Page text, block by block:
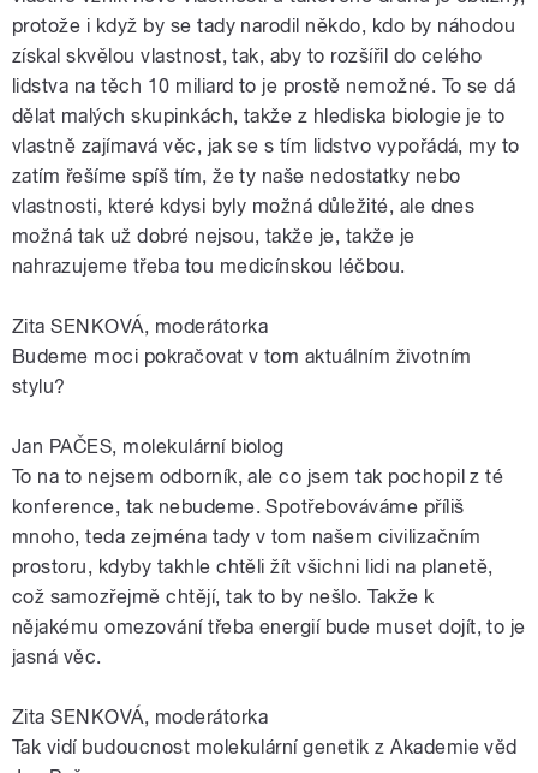
protože i když by se tady narodil někdo, kdo by náhodou
získal skvělou vlastnost, tak, aby to rozšířil do celého
lidstva na těch 10 miliard to je prostě nemožné. To se dá
dělat malých skupinkách, takže z hlediska biologie je to
vlastně zajímavá věc, jak se s tím lidstvo vypořádá, my to
zatím řešíme spíš tím, že ty naše nedostatky nebo
vlastnosti, které kdysi byly možná důležité, ale dnes
možná tak už dobré nejsou, takže je, takže je
nahrazujeme třeba tou medicínskou léčbou.
Zita SENKOVÁ, moderátorka
Budeme moci pokračovat v tom aktuálním životním
stylu?
Jan PAČES, molekulární biolog
To na to nejsem odborník, ale co jsem tak pochopil z té
konference, tak nebudeme. Spotřebováváme příliš
mnoho, teda zejména tady v tom našem civilizačním
prostoru, kdyby takhle chtěli žít všichni lidi na planetě,
což samozřejmě chtějí, tak to by nešlo. Takže k
nějakému omezování třeba energií bude muset dojít, to je
jasná věc.
Zita SENKOVÁ, moderátorka
Tak vidí budoucnost molekulární genetik z Akademie věd